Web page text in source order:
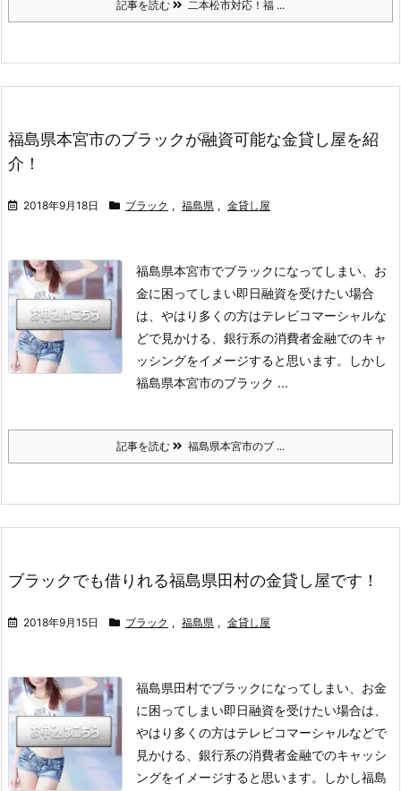
記事を読む 二本松市対応！福 ...
福島県本宮市のブラックが融資可能な金貸し屋を紹
介！
2018年9月18日 ブラック , 福島県 , 金貸し屋
福島県本宮市でブラックになってしまい、お
金に困ってしまい即日融資を受けたい場合
は、やはり多くの方はテレビコマーシャルな
どで見かける、銀行系の消費者金融でのキャ
ッシングをイメージすると思います。
しかし
福島県本宮市のブラック ...
記事を読む 福島県本宮市のブ ...
ブラックでも借りれる福島県田村の金貸し屋です！
2018年9月15日 ブラック , 福島県 , 金貸し屋
福島県田村でブラックになってしまい、お金
に困ってしまい即日融資を受けたい場合は、
やはり多くの方はテレビコマーシャルなどで
見かける、銀行系の消費者金融でのキャッシ
ングをイメージすると思います。
しかし福島